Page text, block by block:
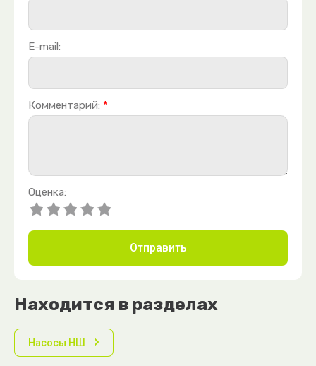
E-mail:
Комментарий: *
Оценка:
Отправить
Находится в разделах
Насосы НШ